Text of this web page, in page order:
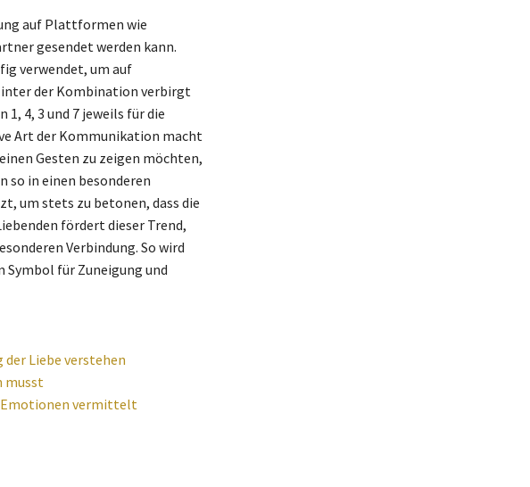
auf Plattformen wie
gesendet werden kann.
verwendet, um auf
der Kombination verbirgt
1, 4, 3 und 7 jeweils für die
Art der Kommunikation macht
Gesten zu zeigen möchten,
so in einen besonderen
um stets zu betonen, dass die
fördert dieser Trend,
Verbindung. So wird
für Zuneigung und
der Liebe verstehen
musst
Emotionen vermittelt